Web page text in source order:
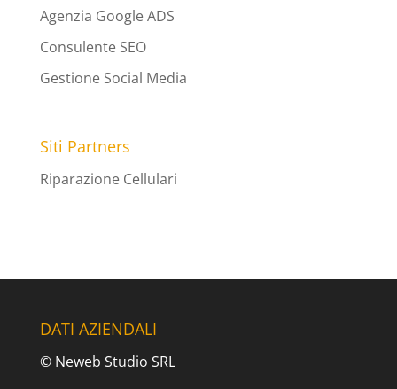
Agenzia Google ADS
Consulente SEO
Gestione Social Media
Siti Partners
Riparazione Cellulari
DATI AZIENDALI
© Neweb Studio SRL